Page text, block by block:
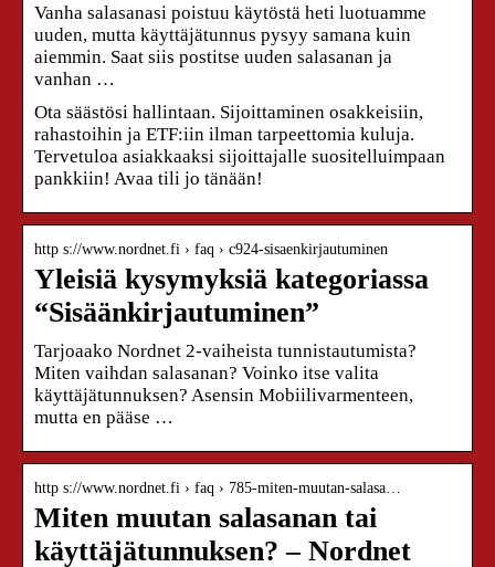
Vanha salasanasi poistuu käytöstä heti luotuamme
uuden, mutta käyttäjätunnus pysyy samana kuin
aiemmin. Saat siis postitse uuden salasanan ja
vanhan …
Ota säästösi hallintaan. Sijoittaminen osakkeisiin,
rahastoihin ja ETF:iin ilman tarpeettomia kuluja.
Tervetuloa asiakkaaksi sijoittajalle suositelluimpaan
pankkiin! Avaa tili jo tänään!
http s://www.nordnet.fi › faq › c924-sisaenkirjautuminen
Yleisiä kysymyksiä kategoriassa
“Sisäänkirjautuminen”
Tarjoaako Nordnet 2-vaiheista tunnistautumista?
Miten vaihdan salasanan? Voinko itse valita
käyttäjätunnuksen? Asensin Mobiilivarmenteen,
mutta en pääse …
http s://www.nordnet.fi › faq › 785-miten-muutan-salasa…
Miten muutan salasanan tai
käyttäjätunnuksen? – Nordnet